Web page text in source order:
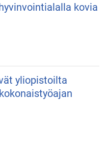
kovia
yliopistoilta